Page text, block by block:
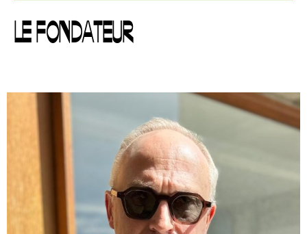
LE FONDATEUR